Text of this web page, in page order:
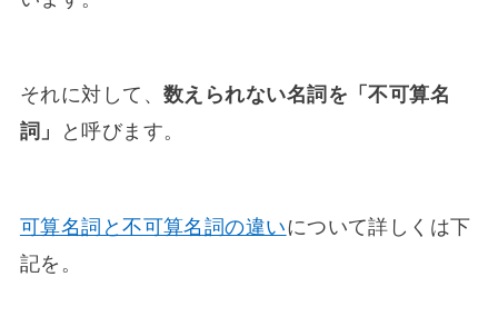
それに対して、 数えられない名詞を「不可算名
詞」
と呼びます。
可算名詞と不可算名詞の違いについて詳しくは下
記を。